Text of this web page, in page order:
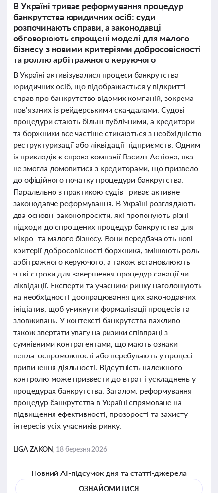
В Україні триває реформування процедур
банкрутства юридичних осіб: суди
розпочинають справи, а законодавці
обговорюють спрощені моделі для малого
бізнесу з новими критеріями добросовісності
та роллю арбітражного керуючого
В Україні активізувалися процеси банкрутства
юридичних осіб, що відображається у відкритті
справ про банкрутство відомих компаній, зокрема
пов’язаних із рейдерськими скандалами. Судові
процедури стають більш публічними, а кредитори
та боржники все частіше стикаються з необхідністю
реструктуризації або ліквідації підприємств. Одним
із прикладів є справа компанії Василя Астіона, яка
не змогла домовитися з кредиторами, що призвело
до офіційного початку процедури банкрутства.
Паралельно з практикою судів триває активне
законодавче реформування. В Україні розглядають
два основні законопроєкти, які пропонують різні
підходи до спрощених процедур банкрутства для
мікро- та малого бізнесу. Вони передбачають нові
критерії добросовісності боржника, змінюють роль
арбітражного керуючого, а також встановлюють
чіткі строки для завершення процедур санації чи
ліквідації. Експерти та учасники ринку наголошують
на необхідності доопрацювання цих законодавчих
ініціатив, щоб уникнути формалізації процесів та
зловживань. У контексті банкрутства важливо
також звертати увагу на ризики співпраці з
сумнівними контрагентами, що мають ознаки
неплатоспроможності або перебувають у процесі
припинення діяльності. Відсутність належного
контролю може призвести до втрат і ускладнень у
процедурах банкрутства. Загалом, реформування
процедур банкрутства в Україні спрямоване на
підвищення ефективності, прозорості та захисту
інтересів усіх учасників ринку.
LIGA ZAKON, 18 березня 2026
Повний AI-підсумок дня та статті-джерела
ОЗНАЙОМИТИСЯ